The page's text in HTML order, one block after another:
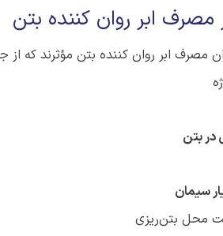
مصرف ابر روان کننده بتن
مصرف ابر روان کننده بتن مؤثرند که از
بتن
سیمان
محل بتن‌ریزی